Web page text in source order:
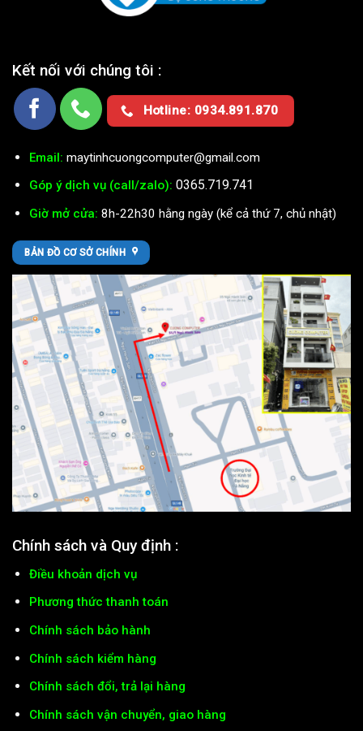
Kết nối với chúng tôi :
Hotline: 0934.891.870
Email: maytinhcuongcomputer@gmail.com
Góp ý dịch vụ (call/zalo): 0365.719.741
Giờ mở cửa: 8h-22h30 hằng ngày (kể cả thứ 7, chủ nhật)
BẢN ĐỒ CƠ SỞ CHÍNH
Chính sách và Quy định :
Điều khoản dịch vụ
Phương thức thanh toán
Chính sách bảo hành
Chính sách kiểm hàng
Chính sách đổi, trả lại hàng
Chính sách vận chuyển, giao hàng